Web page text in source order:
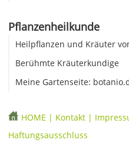
Pflanzenheilkunde
Heilpflanzen und Kräuter
Berühmte Kräuterkundige
Meine Gartenseite:
HOME | Kontakt |
Haftungsausschluss